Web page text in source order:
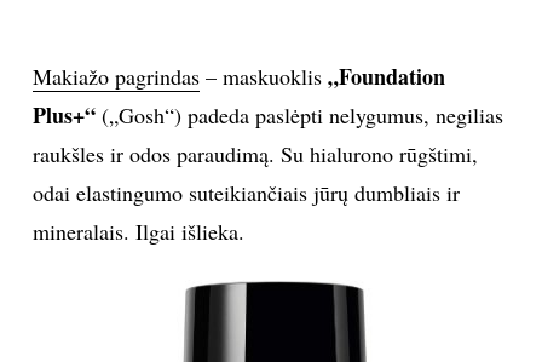
Makiažo pagrindas– maskuoklis „Foundation
Plus+“(„Gosh“) padeda paslėpti nelygumus, negilias
raukšles ir odos paraudimą. Su hialurono rūgštimi,
odai elastingumo suteikiančiais jūrų dumbliais ir
mineralais. Ilgai išlieka.